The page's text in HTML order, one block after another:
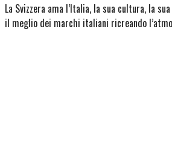
La Svizzera ama l’Italia, la sua cultura, la
il meglio dei marchi italiani ricreando